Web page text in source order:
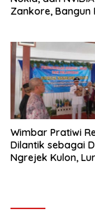
Zankore,
Wimbar Pratiwi
Dilantik sebagai
Ngrejek Kulon,